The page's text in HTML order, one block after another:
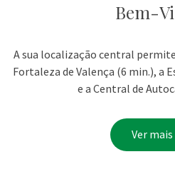
Bem-
A sua localização central
Fortaleza de Valença (6 min.), a
e a Central de
Ver mais